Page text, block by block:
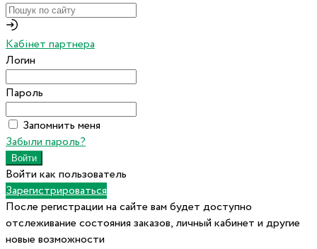
Кабінет партнера
Логин
Пароль
Запомнить меня
Забыли пароль?
Войти как пользователь
Зарегистрироваться
После регистрации на сайте вам будет доступно
отслеживание состояния заказов, личный кабинет и другие
новые возможности